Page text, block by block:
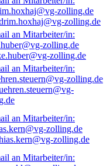
zolling.de
zolling.de
zolling.de